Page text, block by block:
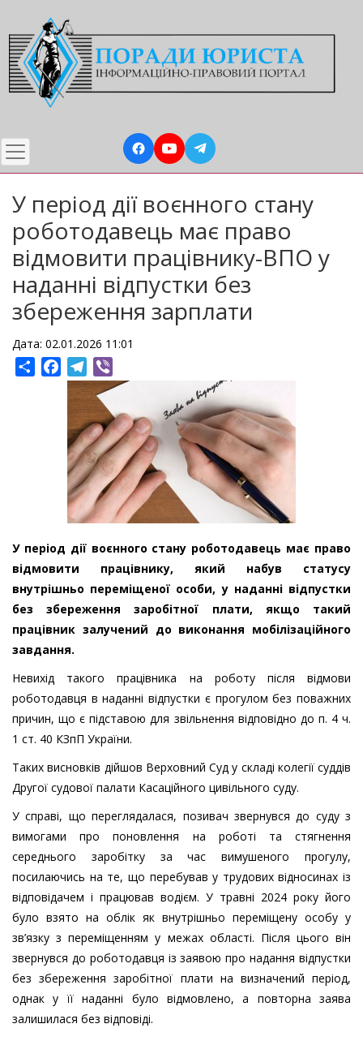
до
основного
вмісту
У період дії воєнного стану
роботодавець має право
відмовити працівнику-ВПО у
наданні відпустки без
збереження зарплати
Дата: 02.01.2026 11:01
ShareFacebookTelegram
У період дії воєнного стану роботодавець має право
відмовити працівнику, який набув статусу
внутрішньо переміщеної особи, у наданні відпустки
без збереження заробітної плати, якщо такий
працівник залучений до виконання мобілізаційного
завдання.
Невихід такого працівника на роботу після відмови
роботодавця в наданні відпустки є прогулом без поважних
причин, що є підставою для звільнення відповідно до п. 4 ч.
1 ст. 40 КЗпП України.
Таких висновків дійшов Верховний Суд у складі колегії суддів
Другої судової палати Касаційного цивільного суду.
У справі, що переглядалася, позивач звернувся до суду з
вимогами про поновлення на роботі та стягнення
середнього заробітку за час вимушеного прогулу,
посилаючись на те, що перебував у трудових відносинах із
відповідачем і працював водієм. У травні 2024 року його
було взято на облік як внутрішньо переміщену особу у
зв’язку з переміщенням у межах області. Після цього він
звернувся до роботодавця із заявою про надання відпустки
без збереження заробітної плати на визначений період,
однак у її наданні було відмовлено, а повторна заява
залишилася без відповіді.